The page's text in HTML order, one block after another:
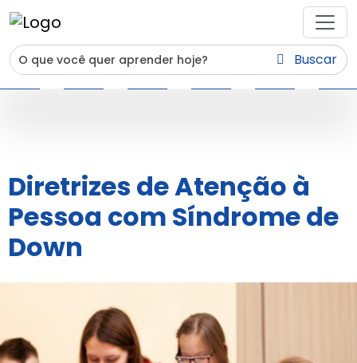
Buscar
Diretrizes de Atenção à
Pessoa com Síndrome de
Down